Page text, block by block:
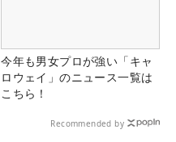
今年も男女プロが強い「キャ
ロウェイ」のニュース一覧は
こちら！
Recommended by